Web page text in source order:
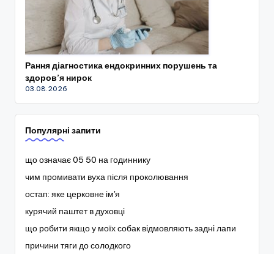
Рання діагностика ендокринних порушень та
здоров’я нирок
03.08.2026
Популярні запити
що означає 05 50 на годиннику
чим промивати вуха після проколювання
остап: яке церковне ім'я
курячий паштет в духовці
що робити якщо у моїх собак відмовляють задні лапи
причини тяги до солодкого